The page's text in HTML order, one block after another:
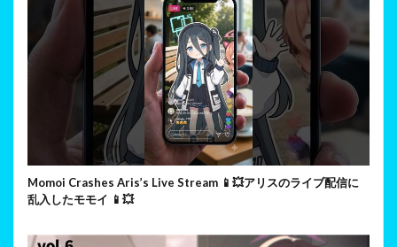
Momoi Crashes Aris’s Live Stream 📱💥アリスのライブ配信に
乱入したモモイ 📱💥